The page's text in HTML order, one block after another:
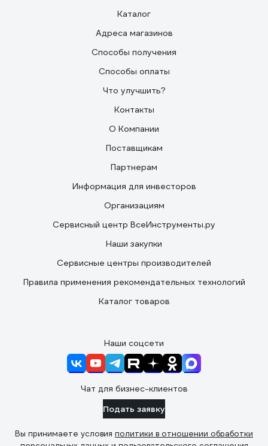
Каталог
Адреса магазинов
Способы получения
Способы оплаты
Что улучшить?
Контакты
О Компании
Поставщикам
Партнерам
Информация для инвесторов
Организациям
Сервисный центр ВсеИнструменты.ру
Наши закупки
Сервисные центры производителей
Правила применения рекомендательных технологий
Каталог товаров
Наши соцсети
Чат для бизнес-клиентов
Подать заявку
Вы принимаете условия политики в отношении обработки